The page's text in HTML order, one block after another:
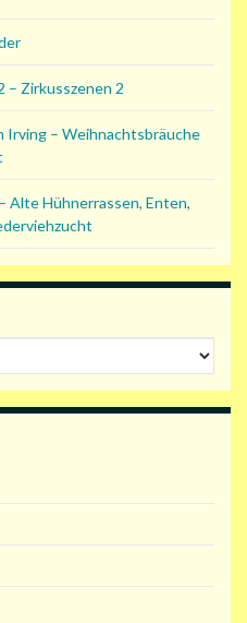
– Zirkusszenen 2
Irving – Weihnachtsbräuche
Alte Hühnerrassen, Enten,